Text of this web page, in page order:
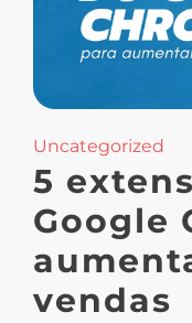
Uncategorized
5
Google
vendas